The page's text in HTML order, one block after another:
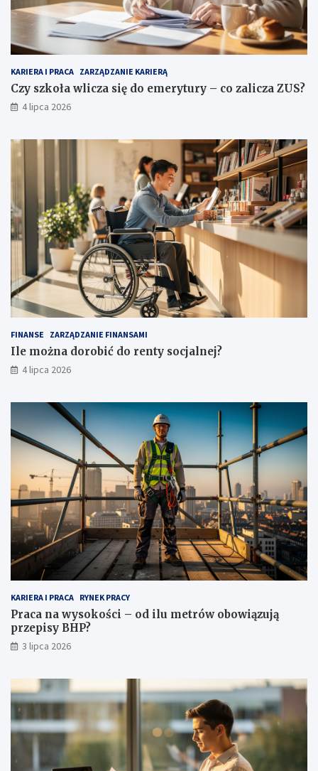
KARIERA I PRACA ZARZĄDZANIE KARIERĄ
Czy szkoła wlicza się do emerytury – co zalicza ZUS?
4 lipca 2026
FINANSE ZARZĄDZANIE FINANSAMI
Ile można dorobić do renty socjalnej?
4 lipca 2026
KARIERA I PRACA RYNEK PRACY
Praca na wysokości – od ilu metrów obowiązują
przepisy BHP?
3 lipca 2026